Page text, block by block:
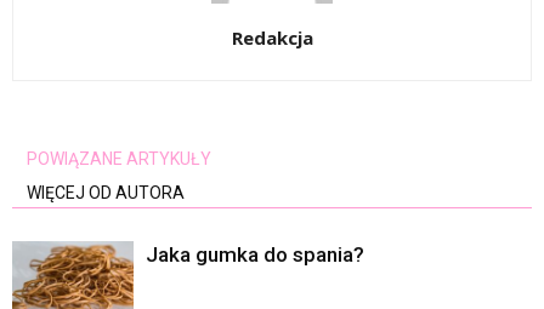
Redakcja
POWIĄZANE ARTYKUŁY
WIĘCEJ OD AUTORA
Jaka gumka do spania?